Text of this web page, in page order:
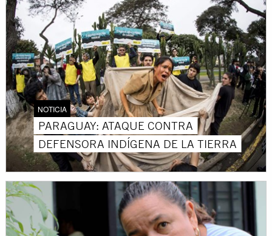
NOTICIA
PARAGUAY: ATAQUE CONTRA
DEFENSORA INDÍGENA DE LA TIERRA